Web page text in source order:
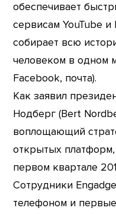
обеспечивает
сервисам YouTube и
собирает всю
человеком в одном
Facebook, почта).
Как заявил
Нодберг (Bert
воплощающий
открытых
первом квартале
Сотрудники
телефоном и